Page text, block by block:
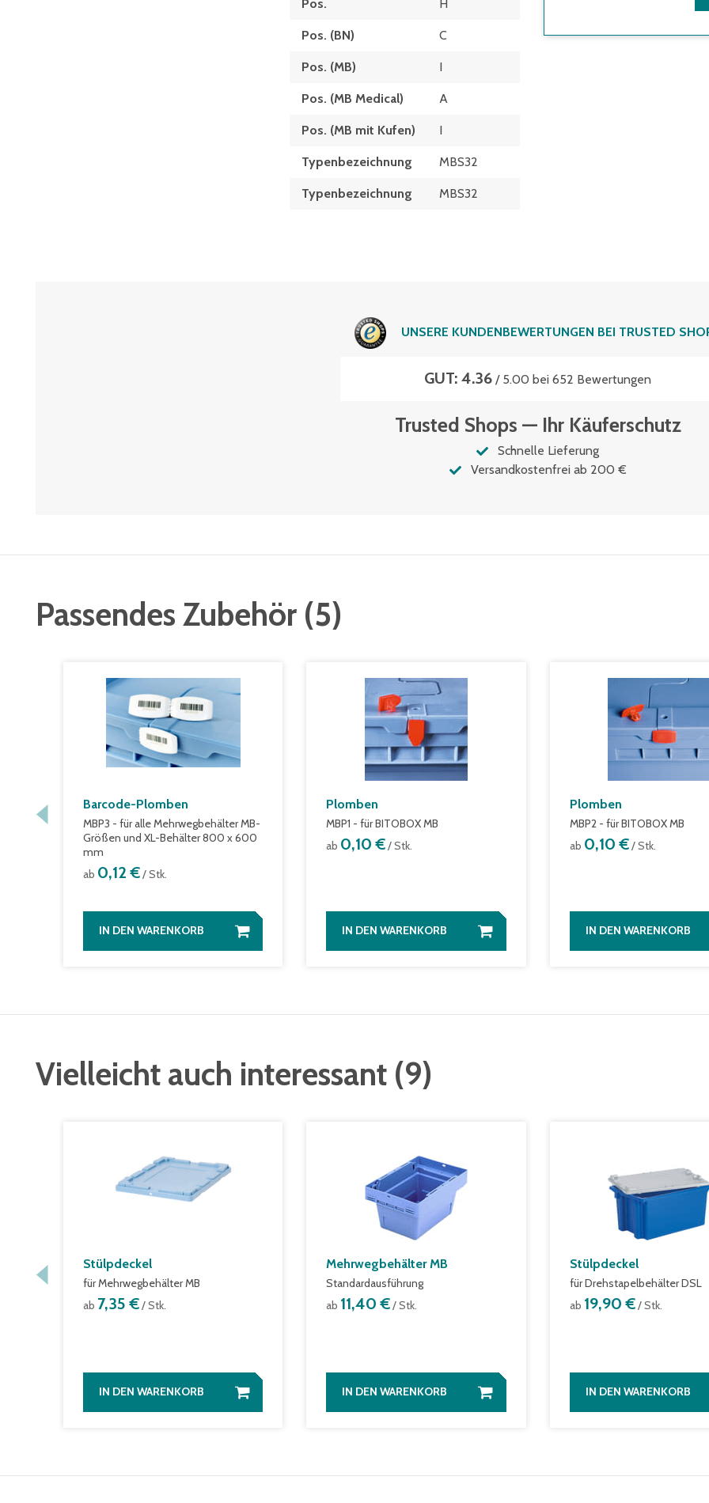
Pos. H
Pos. (BN) C
Pos. (MB) I
Pos. (MB Medical) A
Pos. (MB mit Kufen) I
Typenbezeichnung MBS32
Typen­be­zeich­nung MBS32
UNSERE KUNDENBEWERTUNGEN BEI TRUSTED
GUT: 4.36 / 5.00 bei 652 Bewertungen
Trusted Shops — Ihr Käuferschutz
Schnelle Lieferung
Versandkostenfrei ab 200 €
Passendes Zubehör (5)
Barcode-Plomben
MBP3 - für alle Mehrwegbehälter MB-
Größen und XL-Behälter 800 x 600
mm
ab 0,12 €/ Stk.
IN DEN WARENKORB
Plomben
MBP1 - für BITOBOX MB
ab 0,10 €/ Stk.
IN DEN WARENKORB
Plomben
MBP2 - für BITOBOX MB
ab 0,10 €/ Stk.
IN DEN WARENKORB
Vielleicht auch interessant (9)
Stülpdeckel
für Mehrwegbehälter MB
ab 7,35 €/ Stk.
IN DEN WARENKORB
Mehrwegbehälter MB
Standardausführung
ab 11,40 €/ Stk.
IN DEN WARENKORB
Stülpdeckel
für Drehstapelbehälter DSL
ab 19,90 €/ Stk.
IN DEN WARENKORB